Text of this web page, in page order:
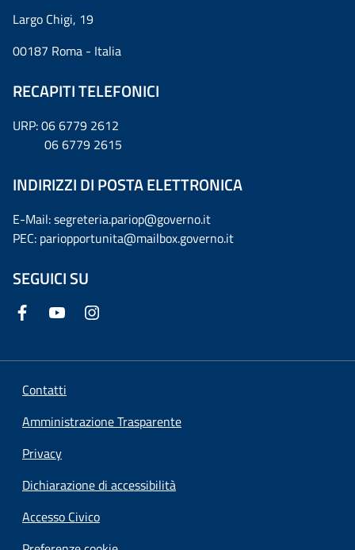
Largo Chigi, 19
00187 Roma - Italia
RECAPITI TELEFONICI
URP: 06 6779 2612
06 6779 2615
INDIRIZZI DI POSTA ELETTRONICA
E-Mail: segreteria.pariop@governo.it
PEC: pariopportunita@mailbox.governo.it
SEGUICI SU
Contatti
Amministrazione Trasparente
Privacy
Dichiarazione di accessibilità
Accesso Civico